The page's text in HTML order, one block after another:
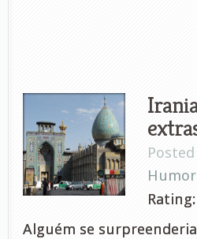
Humor
Alguém se